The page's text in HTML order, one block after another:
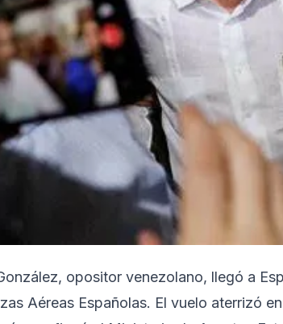
opositor venezolano, llegó a
Aéreas Españolas. El vuelo aterrizó